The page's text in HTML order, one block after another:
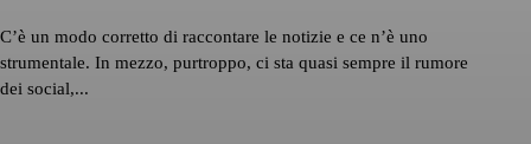
C’è un modo corretto di raccontare le notizie e ce n’è uno
strumentale. In mezzo, purtroppo, ci sta quasi sempre il rumore
dei social,...